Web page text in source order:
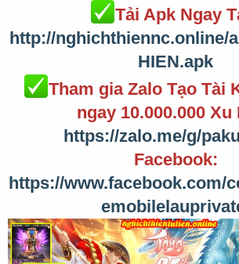
Tải Apk Ngay
http://nghichthiennc.online/
HIEN.apk
Tham gia Zalo Tạo Tài
ngay 10.000.000 Xu
https://zalo.me/g/
Facebook:
https://www.facebook.com/